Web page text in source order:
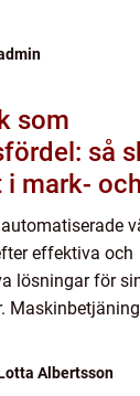
som
så
mark- och
effektiva och
lösningar för
Albertsson